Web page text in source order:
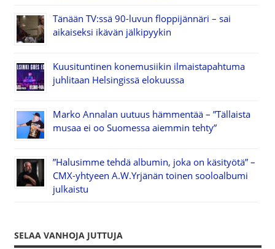
Tänään TV:ssä 90-luvun floppijännäri – sai
aikaiseksi ikävän jälkipyykin
Kuusituntinen konemusiikin ilmaistapahtuma
juhlitaan Helsingissä elokuussa
Marko Annalan uutuus hämmentää – ”Tällaista
musaa ei oo Suomessa aiemmin tehty”
”Halusimme tehdä albumin, joka on käsityötä” –
CMX-yhtyeen A.W.Yrjänän toinen sooloalbumi
julkaistu
SELAA VANHOJA JUTTUJA